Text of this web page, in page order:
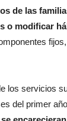
de las
o modificar
los servicios
del primer